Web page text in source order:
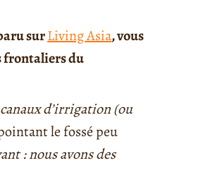
surLiving Asia, vous
frontaliers du
d’irrigation (ou
le fossé peu
: nous avons des